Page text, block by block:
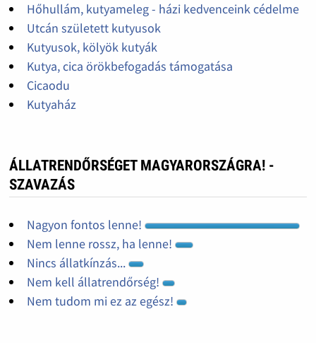
Hőhullám, kutyameleg - házi kedvenceink cédelme
Utcán született kutyusok
Kutyusok, kölyök kutyák
Kutya, cica örökbefogadás támogatása
Cicaodu
Kutyaház
ÁLLATRENDŐRSÉGET MAGYARORSZÁGRA! -
SZAVAZÁS
Nagyon fontos lenne!
Nem lenne rossz, ha lenne!
Nincs állatkínzás...
Nem kell állatrendőrség!
Nem tudom mi ez az egész!